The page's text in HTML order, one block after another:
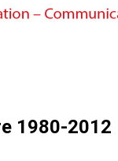
1980-2012